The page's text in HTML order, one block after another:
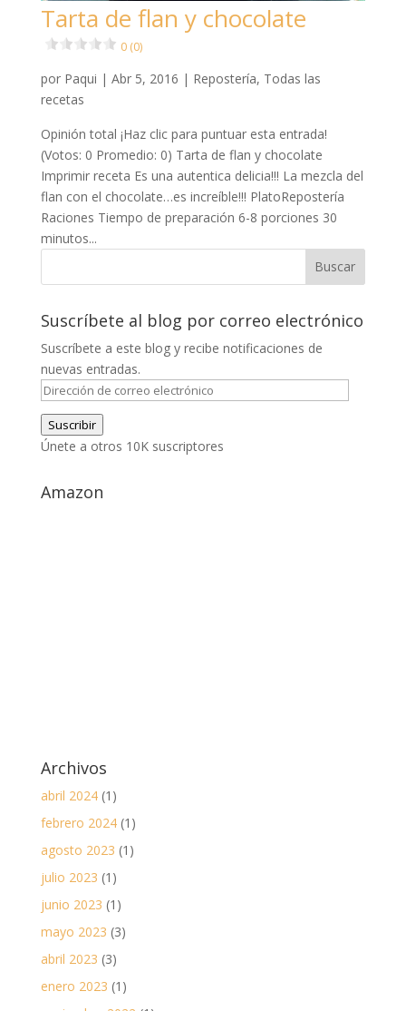
Tarta de flan y chocolate
0 (0)
por Paqui | Abr 5, 2016 | Repostería, Todas las
recetas
Opinión total ¡Haz clic para puntuar esta entrada!
(Votos: 0 Promedio: 0) Tarta de flan y chocolate
Imprimir receta Es una autentica delicia!!! La mezcla del
flan con el chocolate…es increíble!!! PlatoRepostería
Raciones Tiempo de preparación 6-8 porciones 30
minutos...
Suscríbete al blog por correo electrónico
Suscríbete a este blog y recibe notificaciones de
nuevas entradas.
Dirección
correo
electrónico
Suscribir
Únete a otros 10K suscriptores
Amazon
Archivos
abril 2024(1)
febrero 2024(1)
agosto 2023 (1)
julio 2023 (1)
junio 2023 (1)
mayo 2023 (3)
abril 2023 (3)
enero 2023 (1)